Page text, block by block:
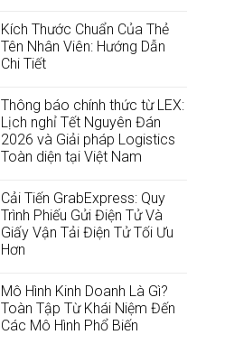
Kích Thước Chuẩn Của Thẻ
Tên Nhân Viên: Hướng Dẫn
Chi Tiết
Thông báo chính thức từ LEX:
Lịch nghỉ Tết Nguyên Đán
2026 và Giải pháp Logistics
Toàn diện tại Việt Nam
Cải Tiến GrabExpress: Quy
Trình Phiếu Gửi Điện Tử Và
Giấy Vận Tải Điện Tử Tối Ưu
Hơn
Mô Hình Kinh Doanh Là Gì?
Toàn Tập Từ Khái Niệm Đến
Các Mô Hình Phổ Biến